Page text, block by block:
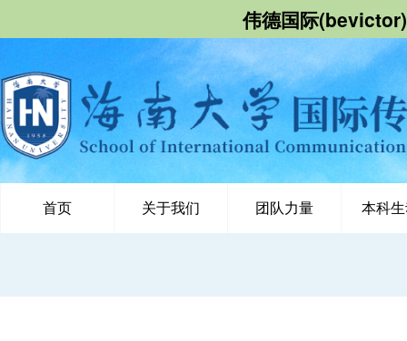
伟德国际
首页 关于我们 团队力量 本科